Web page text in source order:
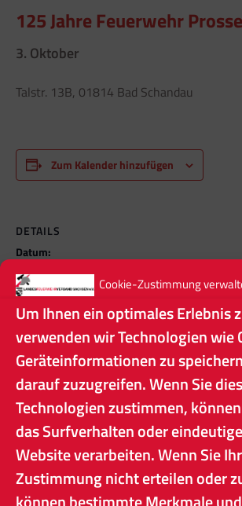
Cookie-Zustimmung
Um Ihnen ein optimales Erlebnis
verwenden wir Technologien wie
Geräteinformationen zu
darauf zuzugreifen. Wenn Sie
Technologien zustimmen,
das Surfverhalten oder
Website verarbeiten. Wenn Sie
Zustimmung nicht erteilen oder
125 Jahre Feuerwehr
3. Oktober
Talstr. 13B, 01814 Bad Schandau
Zum Kalender hinzufügen
DETAILS
Datum:
3. Oktober
Veranstaltungskategorien:
FB Historik Öffentliche
Deutschland-Cup